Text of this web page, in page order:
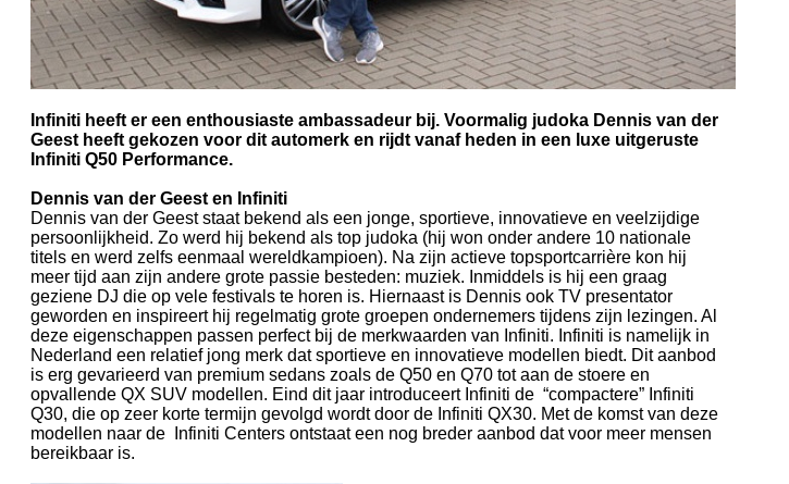
Infiniti heeft er een enthousiaste ambassadeur bij. Voormalig judoka Dennis van der
Geest heeft gekozen voor dit automerk en rijdt vanaf heden in een luxe uitgeruste
Infiniti Q50 Performance.
Dennis van der Geest en Infiniti
Dennis van der Geest staat bekend als een jonge, sportieve, innovatieve en veelzijdige
persoonlijkheid. Zo werd hij bekend als top judoka (hij won onder andere 10 nationale
titels en werd zelfs eenmaal wereldkampioen). Na zijn actieve topsportcarrière kon hij
meer tijd aan zijn andere grote passie besteden: muziek. Inmiddels is hij een graag
geziene DJ die op vele festivals te horen is. Hiernaast is Dennis ook TV presentator
geworden en inspireert hij regelmatig grote groepen ondernemers tijdens zijn lezingen. Al
deze eigenschappen passen perfect bij de merkwaarden van Infiniti. Infiniti is namelijk in
Nederland een relatief jong merk dat sportieve en innovatieve modellen biedt. Dit aanbod
is erg gevarieerd van premium sedans zoals de Q50 en Q70 tot aan de stoere en
opvallende QX SUV modellen. Eind dit jaar introduceert Infiniti de “compactere” Infiniti
Q30, die op zeer korte termijn gevolgd wordt door de Infiniti QX30. Met de komst van deze
modellen naar de Infiniti Centers ontstaat een nog breder aanbod dat voor meer mensen
bereikbaar is.